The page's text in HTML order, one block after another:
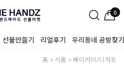
0
선물만들기 리얼후기 우리동네 공방찾기
홈 식품 베이커리/디저트